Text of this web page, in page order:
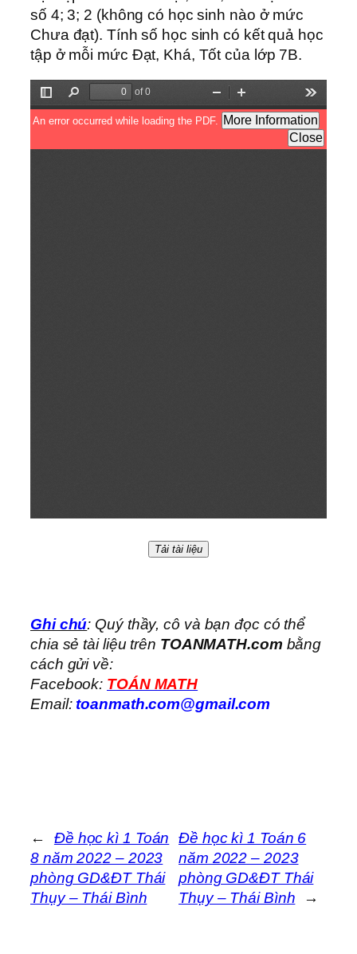
số 4; 3; 2 (không có học sinh nào ở mức
Chưa đạt). Tính số học sinh có kết quả học
tập ở mỗi mức Đạt, Khá, Tốt của lớp 7B.
Tải tài liệu
Ghi chú: Quý thầy, cô và bạn đọc có thể
chia sẻ tài liệu trên TOANMATH.com bằng
cách gửi về:
Facebook: TOÁN MATH
Email:toanmath.com@gmail.com
←
Đề học kì 1 Toán
8 năm 2022 – 2023
phòng GD&ĐT Thái
Thụy – Thái Bình
Đề học kì 1 Toán 6
năm 2022 – 2023
phòng GD&ĐT Thái
Thụy – Thái Bình
→